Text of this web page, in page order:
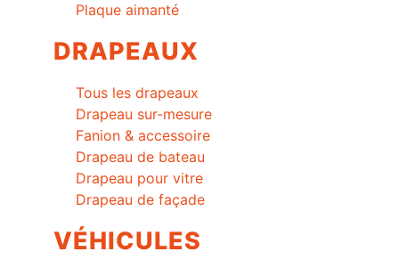
Plaque aimanté
DRAPEAUX
Tous les drapeaux
Drapeau sur-mesure
Fanion & accessoire
Drapeau de bateau
Drapeau pour vitre
Drapeau de façade
VÉHICULES